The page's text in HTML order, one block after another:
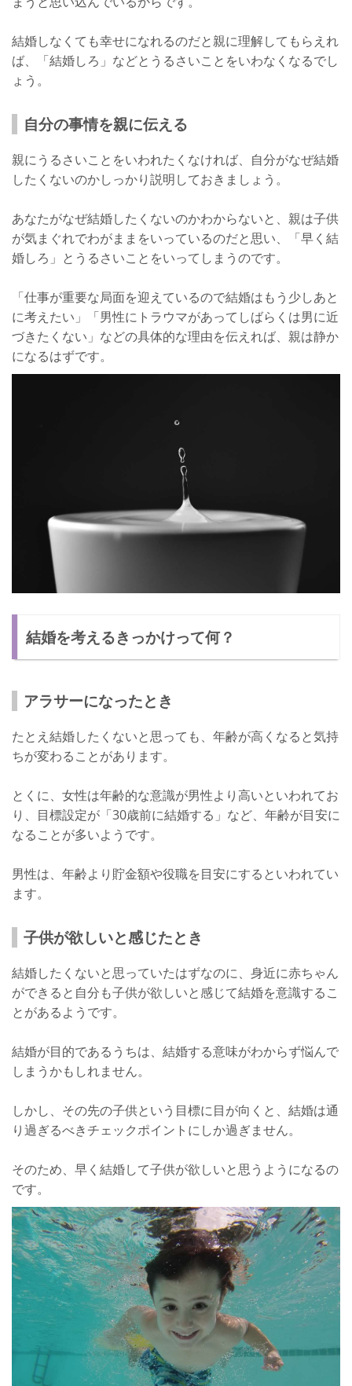
結婚しなくても幸せになれるのだと親に理解してもらえれ
ば、「結婚しろ」などとうるさいことをいわなくなるでし
ょう。
自分の事情を親に伝える
親にうるさいことをいわれたくなければ、自分がなぜ結婚
したくないのかしっかり説明しておきましょう。
あなたがなぜ結婚したくないのかわからないと、親は子供
が気まぐれでわがままをいっているのだと思い、「早く結
婚しろ」とうるさいことをいってしまうのです。
「仕事が重要な局面を迎えているので結婚はもう少しあと
に考えたい」「男性にトラウマがあってしばらくは男に近
づきたくない」などの具体的な理由を伝えれば、親は静か
になるはずです。
結婚を考えるきっかけって何？
アラサーになったとき
たとえ結婚したくないと思っても、年齢が高くなると気持
ちが変わることがあります。
とくに、女性は年齢的な意識が男性より高いといわれてお
り、目標設定が「30歳前に結婚する」など、年齢が目安に
なることが多いようです。
男性は、年齢より貯金額や役職を目安にするといわれてい
ます。
子供が欲しいと感じたとき
結婚したくないと思っていたはずなのに、身近に赤ちゃん
ができると自分も子供が欲しいと感じて結婚を意識するこ
とがあるようです。
結婚が目的であるうちは、結婚する意味がわからず悩んで
しまうかもしれません。
しかし、その先の子供という目標に目が向くと、結婚は通
り過ぎるべきチェックポイントにしか過ぎません。
そのため、早く結婚して子供が欲しいと思うようになるの
です。